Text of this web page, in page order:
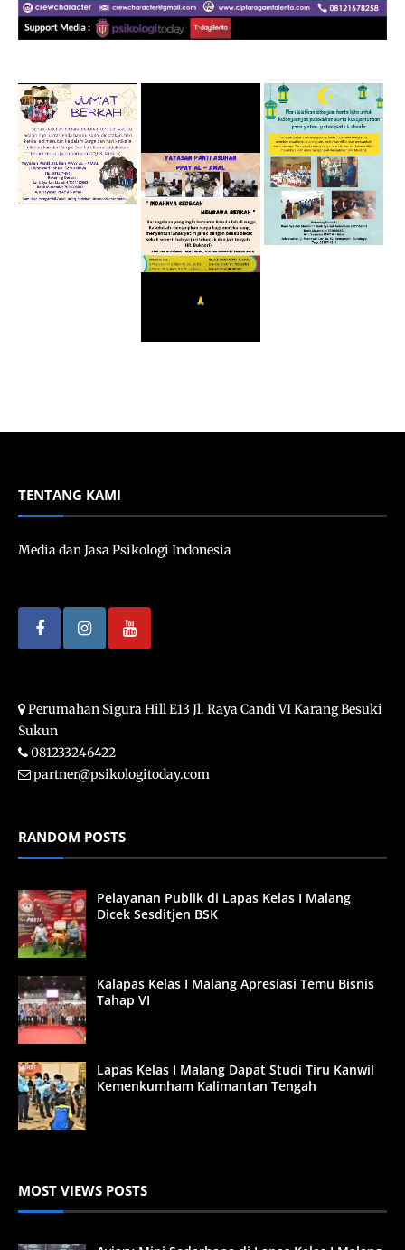
TENTANG KAMI
Media dan Jasa Psikologi Indonesia
Perumahan Sigura Hill E13 Jl. Raya Candi VI Karang Besuki
Sukun
081233246422
partner@psikologitoday.com
RANDOM POSTS
Pelayanan Publik di Lapas Kelas I Malang
Dicek Sesditjen BSK
Kalapas Kelas I Malang Apresiasi Temu Bisnis
Tahap VI
Lapas Kelas I Malang Dapat Studi Tiru Kanwil
Kemenkumham Kalimantan Tengah
MOST VIEWS POSTS